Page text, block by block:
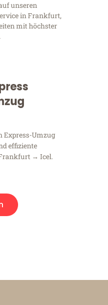
unseren
in Frankfurt,
mit höchster
Express-Umzug
effiziente
→ Icel.